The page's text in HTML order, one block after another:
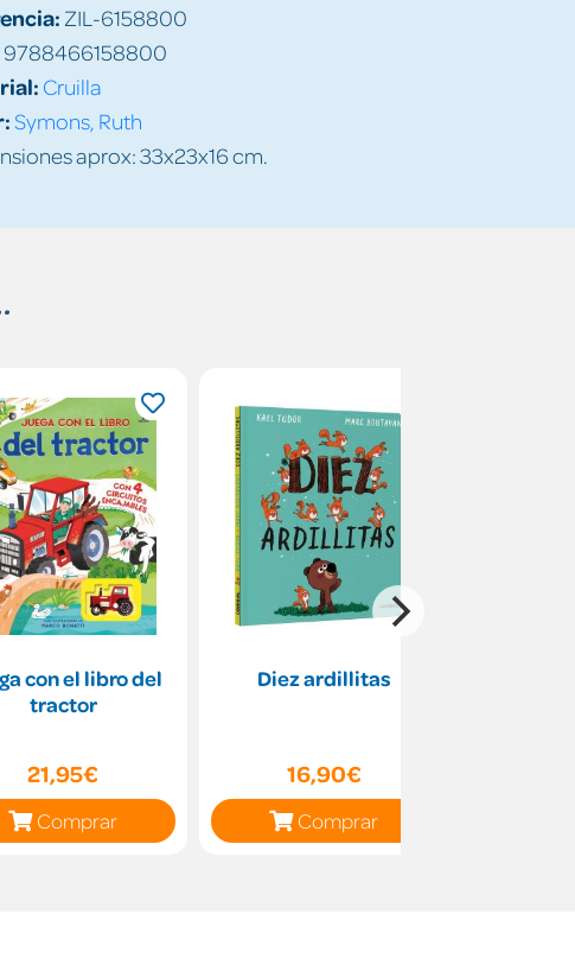
ZIL-6158800
9788466158800
Cruilla
Symons, Ruth
aprox: 33x23x16 cm.
con el libro del
tractor
21,95€
Comprar
Diez ardillitas
16,90€
Comprar